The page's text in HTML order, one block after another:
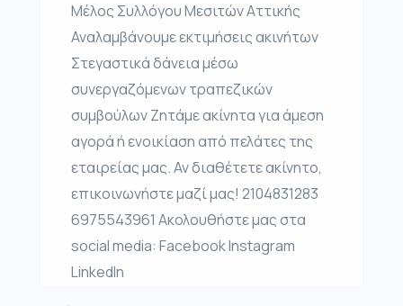
Μέλος Συλλόγου Μεσιτών Αττικής
Αναλαμβάνουμε εκτιμήσεις ακινήτων
Στεγαστικά δάνεια μέσω
συνεργαζόμενων τραπεζικών
συμβούλων Ζητάμε ακίνητα για άμεση
αγορά ή ενοικίαση από πελάτες της
εταιρείας μας. Αν διαθέτετε ακίνητο,
επικοινωνήστε μαζί μας! 2104831283
6975543961 Ακολουθήστε μας στα
social media: Facebook Instagram
LinkedIn